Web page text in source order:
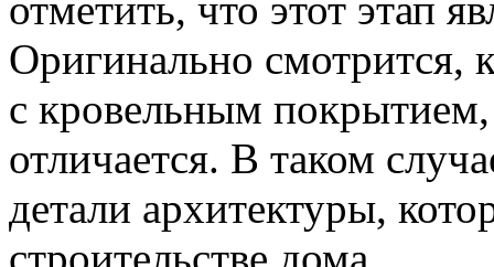
Оригинально смотрится,
с кровельным
отличается. В таком
детали архитектуры,
строительстве дома.